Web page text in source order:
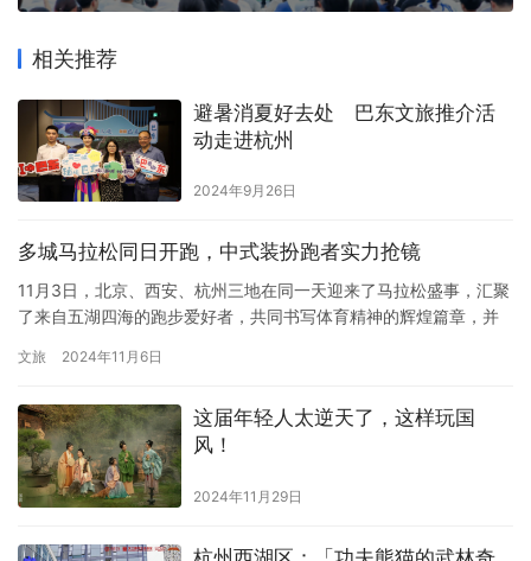
相关推荐
避暑消夏好去处 巴东文旅推介活
动走进杭州
2024年9月26日
​多城马拉松同日开跑，中式装扮跑者实力抢镜
11月3日，北京、西安、杭州三地在同一天迎来了马拉松盛事，汇聚
了来自五湖四海的跑步爱好者，共同书写体育精神的辉煌篇章，并
京马拉松，今年的报名人数创新高。11月3日当天比赛中，3004名
“破三”的纪录。 而同一时间出发的西安马拉松（简称…
文旅 2024年11月6日
这届年轻人太逆天了，这样玩国
风！
2024年11月29日